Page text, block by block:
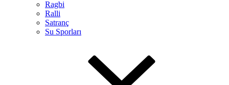
Ragbi
Ralli
Satranç
Su Sporları